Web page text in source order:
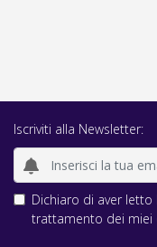
Iscriviti alla Newsletter:
Dichiaro di aver letto
trattamento dei miei